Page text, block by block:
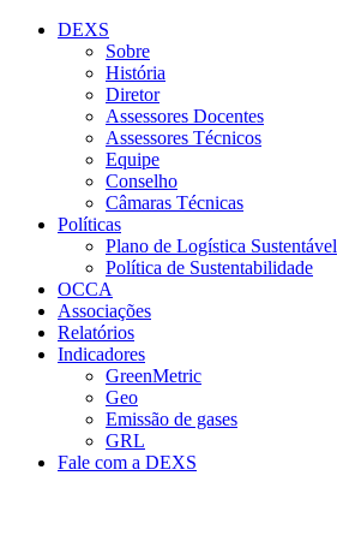
Conteúdo principal
DEXS
Sobre
História
Diretor
Assessores Docentes
Assessores Técnicos
Equipe
Conselho
Câmaras Técnicas
Políticas
Plano de Logística Sustentável
Política de Sustentabilidade
OCCA
Associações
Relatórios
Indicadores
GreenMetric
Geo
Emissão de gases
GRL
Fale com a DEXS